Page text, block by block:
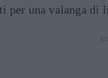
per una valanga di